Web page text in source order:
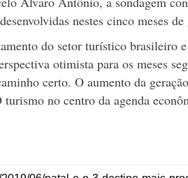
nestes cinco meses de
do setor turístico brasileiro e
otimista para os meses
certo. O aumento da
no centro da agenda